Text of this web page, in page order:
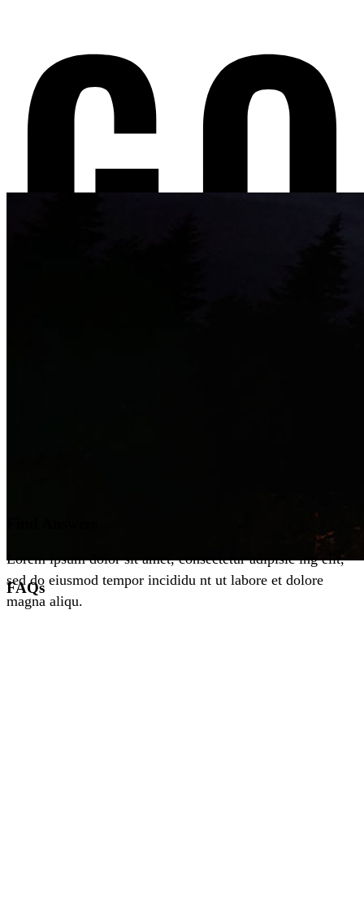
FAQs
Lorem ipsum dolor sit amet, consectetur adipisic ing elit,
sed do eiusmod tempor incididu nt ut labore et dolore
magna aliqu.